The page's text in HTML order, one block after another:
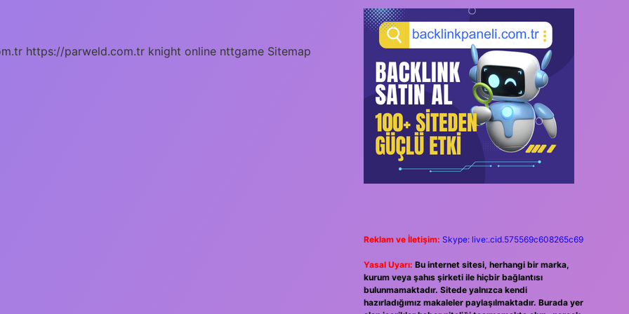
https://parweld.com.tr knight online nttgame Sitemap
Reklam ve İletişim: Skype: live:.cid.575569c608265c69
Yasal Uyarı: Bu internet sitesi, herhangi bir marka,
kurum veya şahıs şirketi ile hiçbir bağlantısı
bulunmamaktadır. Sitede yalnızca kendi
hazırladığımız makaleler paylaşılmaktadır. Burada yer